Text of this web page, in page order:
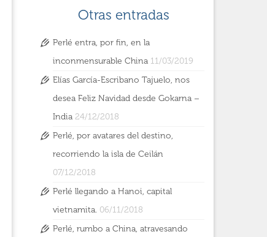
Otras entradas
Perlé entra, por fin, en la
inconmensurable China 11/03/2019
Elías García-Escribano Tajuelo, nos
desea Feliz Navidad desde Gokarna –
India 24/12/2018
Perlé, por avatares del destino,
recorriendo la isla de Ceilán
07/12/2018
Perlé llegando a Hanoi, capital
vietnamita. 06/11/2018
Perlé, rumbo a China, atravesando